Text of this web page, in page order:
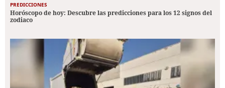
PREDICCIONES
Horóscopo de hoy: Descubre las predicciones para los 12 signos del
zodiaco